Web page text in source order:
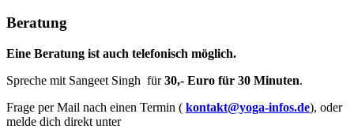
Beratung
Eine Beratung ist auch telefonisch möglich.
Spreche mit Sangeet Singh für30,- Euro für 30 Minuten.
Frage per Mail nach einen Termin ( kontakt@yoga-infos.de), oder
melde dich direkt unter